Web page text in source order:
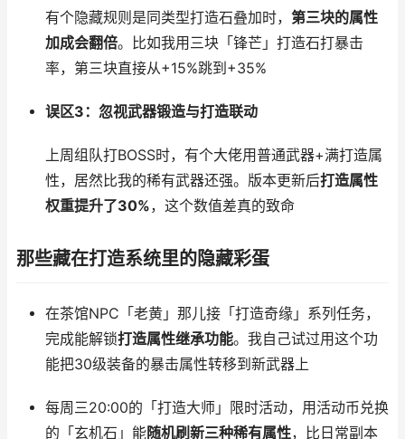
有个隐藏规则是同类型打造石叠加时， 第三块的属性
加成会翻倍。比如我用三块「锋芒」打造石打暴击
率，第三块直接从+15%跳到+35%
误区3：忽视武器锻造与打造联动
上周组队打BOSS时，有个大佬用普通武器+满打造属
性，居然比我的稀有武器还强。版本更新后打造属性
权重提升了30%，这个数值差真的致命
那些藏在打造系统里的隐藏彩蛋
在茶馆NPC「老黄」那儿接「打造奇缘」系列任务，
完成能解锁打造属性继承功能。我自己试过用这个功
能把30级装备的暴击属性转移到新武器上
每周三20:00的「打造大师」限时活动，用活动币兑换
的「玄机石」能随机刷新三种稀有属性，比日常副本